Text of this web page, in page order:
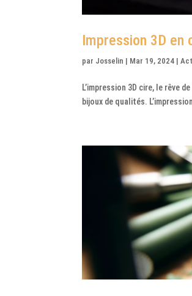
Impression 3D en
par Josselin | Mar 19, 2024 |
L’impression 3D cire, le rêve
bijoux de qualités.